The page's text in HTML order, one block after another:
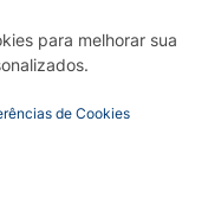
para melhorar sua
de Cookies
Alvarenga – CRF 52.584 -
- CRF Nº 13.748. Alvará
da Empresa (AFE):